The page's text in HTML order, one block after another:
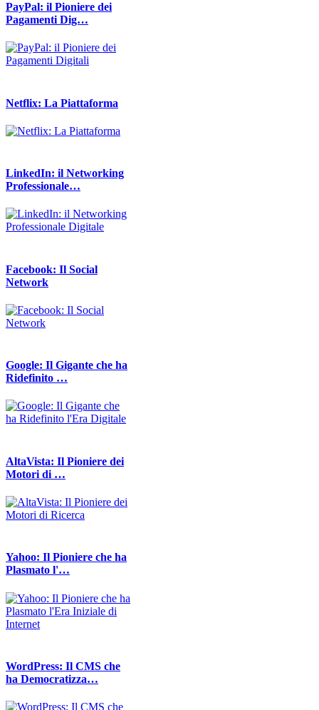
PayPal: il Pioniere dei
Pagamenti Dig…
Netflix: La Piattaforma
LinkedIn: il Networking
Professionale…
Facebook: Il Social
Network
Google: Il Gigante che ha
Ridefinito …
AltaVista: Il Pioniere dei
Motori di …
Yahoo: Il Pioniere che ha
Plasmato l'…
WordPress: Il CMS che
ha Democratizza…